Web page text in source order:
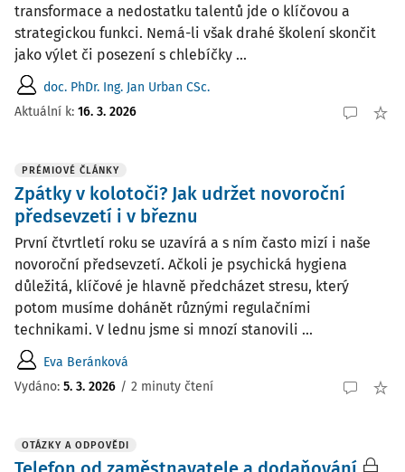
transformace a nedostatku talentů jde o klíčovou a
strategickou funkci. Nemá-li však drahé školení skončit
jako výlet či posezení s chlebíčky ...
doc. PhDr. Ing. Jan Urban CSc.
Aktuální k: 16. 3. 2026
PRÉMIOVÉ ČLÁNKY
Zpátky v kolotoči? Jak udržet novoroční
předsevzetí i v březnu
První čtvrtletí roku se uzavírá a s ním často mizí i naše
novoroční předsevzetí. Ačkoli je psychická hygiena
důležitá, klíčové je hlavně předcházet stresu, který
potom musíme dohánět různými regulačními
technikami. V lednu jsme si mnozí stanovili ...
Eva Beránková
Vydáno: 5. 3. 2026 / 2 minuty čtení
OTÁZKY A ODPOVĚDI